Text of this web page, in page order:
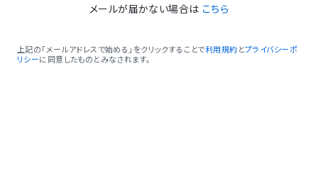
メールが届かない場合は こちら
上記の「メールアドレスで始める」をクリックすることで利用規約 とプライバシーポ
リシーに同意したものとみなされます。